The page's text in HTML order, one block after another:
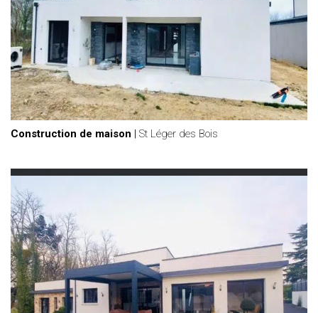
Construction de maison | St Léger des Bois